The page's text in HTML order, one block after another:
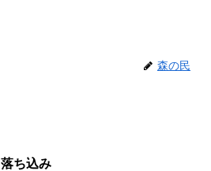
森の民
落ち込み